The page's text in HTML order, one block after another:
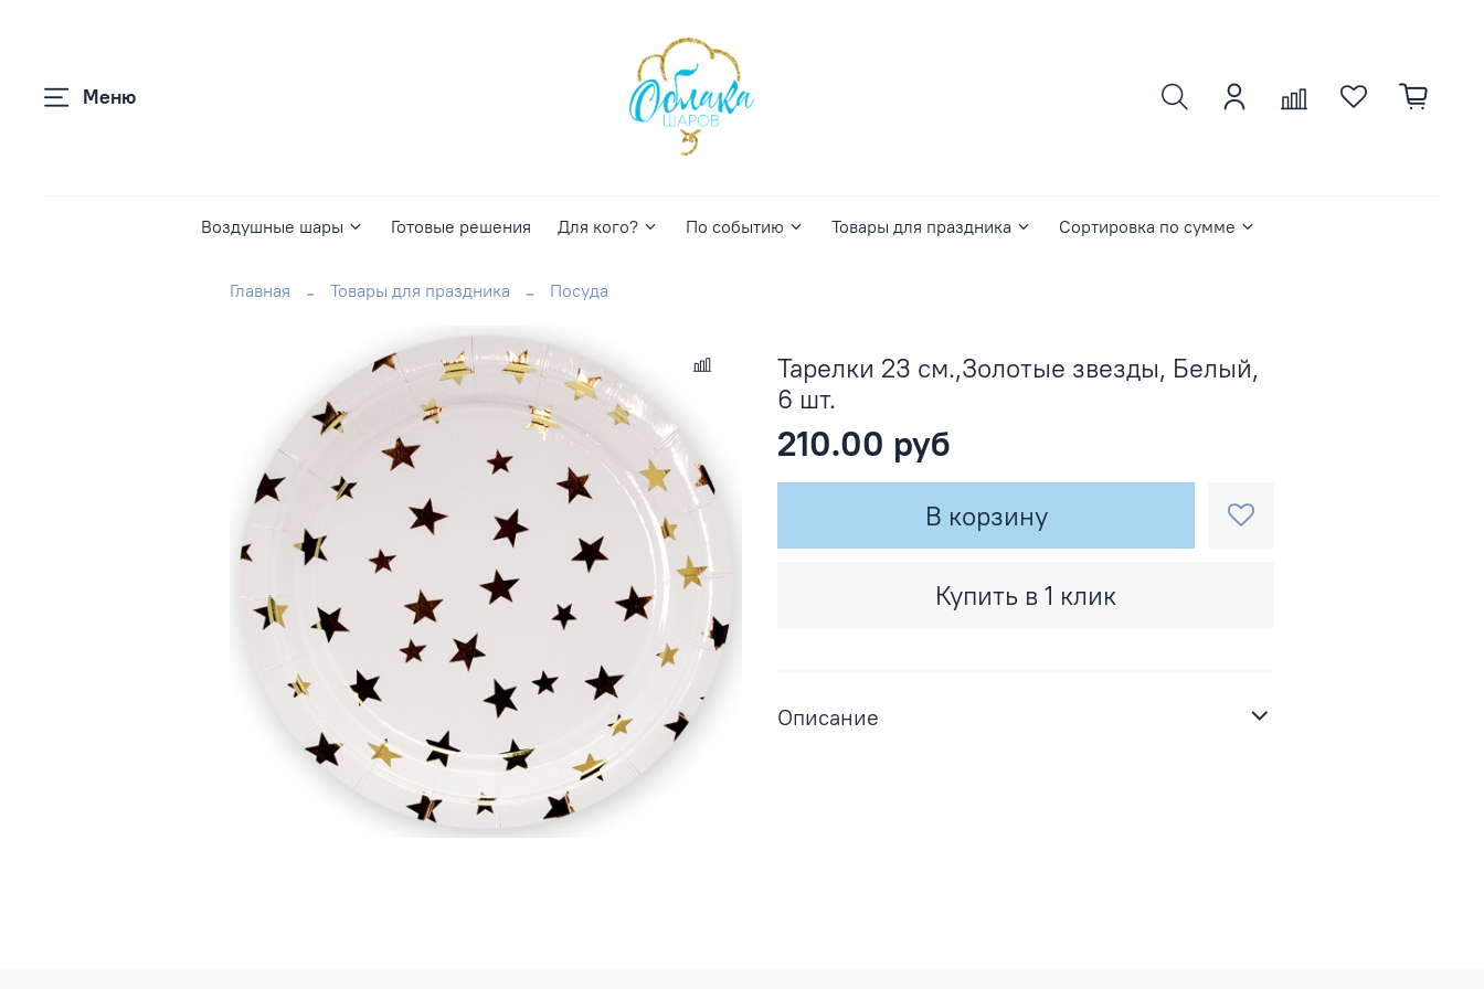
Меню
Воздушные шары Готовые решения Для кого? По событию Товары для праздника Сортировка по сумме
Главная Товары для праздника Посуда
Тарелки 23 см.,Золотые звезды, Белый,
6 шт.
210.00 руб
В корзину
Купить в 1 клик
Описание